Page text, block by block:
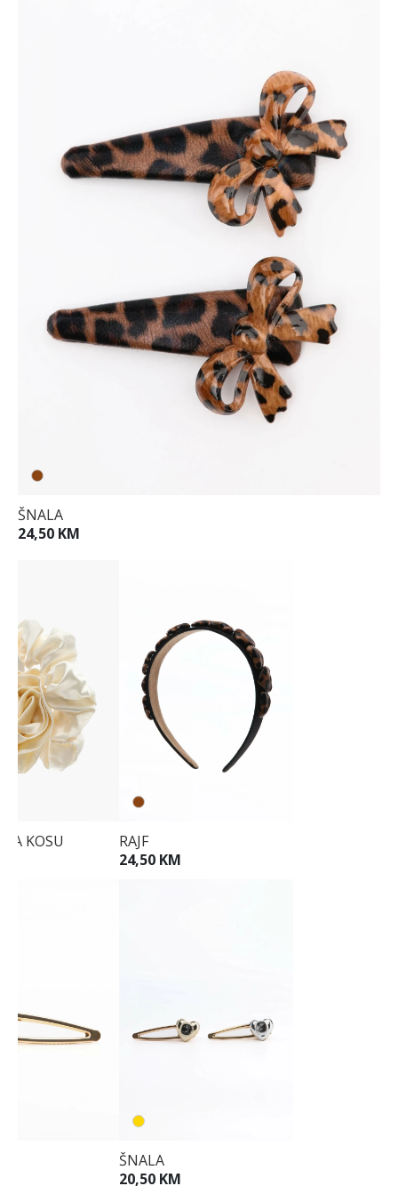
ŠNALA
24,50 KM
KOSU
RAJF
24,50 KM
ŠNALA
20,50 KM